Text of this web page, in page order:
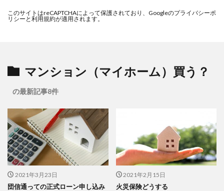
このサイトはreCAPTCHAによって保護されており、Googleのプライバシーポ
リシー と 利用規約が適用されます。
マンション（マイホーム）買う？
の最新記事8件
2021年3月23日
団信通っての正式ローン申し込み
2021年2月15日
火災保険どうする